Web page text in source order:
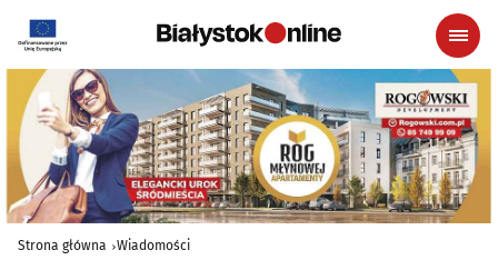
Strona główna Wiadomości